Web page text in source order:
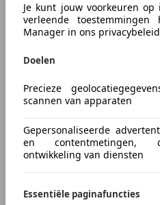
Je kunt jouw voorkeuren
verleende
Manager in ons
Doelen
Precieze
scannen van apparaten
Gepersonaliseerde
en contentmetingen,
ontwikkeling van diensten
Essentiële paginafuncties